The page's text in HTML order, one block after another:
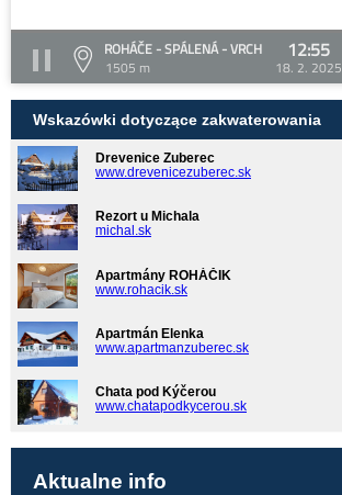
ROHÁČE - SPÁLENÁ - VRCH
1505 m
12:55
18. 2. 2025
Wskazówki dotyczące zakwaterowania
Drevenice Zuberec
www.drevenicezuberec.sk
Rezort u Michala
michal.sk
Apartmány ROHÁČIK
www.rohacik.sk
Apartmán Elenka
www.apartmanzuberec.sk
Chata pod Kýčerou
www.chatapodkycerou.sk
Aktualne info